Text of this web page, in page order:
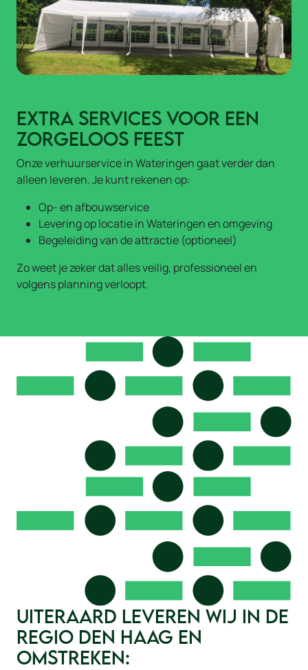
Extra services voor een
zorgeloos feest
Onze verhuurservice in Wateringen gaat verder dan
alleen leveren. Je kunt rekenen op:
Op- en afbouwservice
Levering op locatie in Wateringen en omgeving
Begeleiding van de attractie (optioneel)
Zo weet je zeker dat alles veilig, professioneel en
volgens planning verloopt.
Uiteraard leveren wij in de
regio Den Haag en
omstreken: